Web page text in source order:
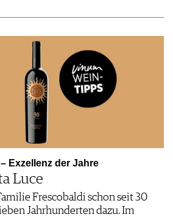
Exzellenz der Jahre
Luce
Frescobaldi schon seit 30
Jahrhunderten dazu. Im